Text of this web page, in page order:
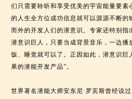
们只需要聆听和享受优美的宇宙能量要素
的人生全方位成功信息就可以源源不断的
而外的开发人们的潜意识。专家还特别指
潜意识巨人，只要当成背景音乐，一边播
饭、睡觉就可以了。正因如此，潜意识巨
果的潜能开发产品”。
世界著名潜能大师安东尼·罗宾斯曾经说